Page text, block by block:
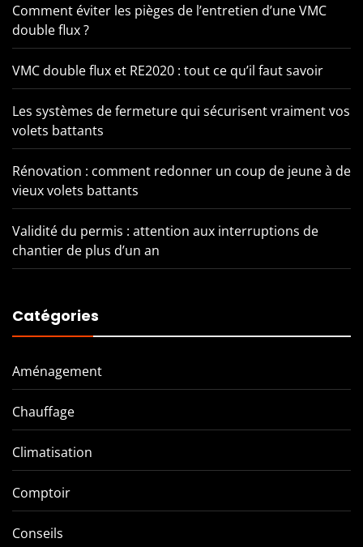
Comment éviter les pièges de l’entretien d’une VMC
double flux ?
VMC double flux et RE2020 : tout ce qu’il faut savoir
Les systèmes de fermeture qui sécurisent vraiment vos
volets battants
Rénovation : comment redonner un coup de jeune à de
vieux volets battants
Validité du permis : attention aux interruptions de
chantier de plus d’un an
Catégories
Aménagement
Chauffage
Climatisation
Comptoir
Conseils